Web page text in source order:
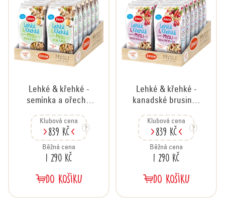
Lehké & křehké -
semínka a ořechy,
Klubová cena
839 Kč
Běžná cena
1 290 Kč
DO KOŠÍKU
Lehké & křehké -
kanadské brusinky
g
Klubová cena
839 Kč
Běžná cena
1 290 Kč
DO KOŠÍKU